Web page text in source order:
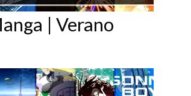
| Verano